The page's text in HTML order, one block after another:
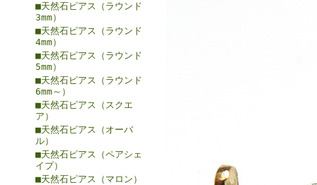
■天然石ピアス（ラウンド
3mm）
■天然石ピアス（ラウンド
4mm）
■天然石ピアス（ラウンド
5mm）
■天然石ピアス（ラウンド
6mm～）
■天然石ピアス（スクエ
ア）
■天然石ピアス（オーバ
ル）
■天然石ピアス（ペアシェ
イプ）
■天然石ピアス（マロン）